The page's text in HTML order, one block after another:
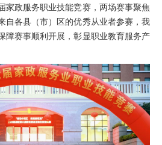
家政服务职业技能竞赛，两场赛事聚焦
自各县（市）区的优秀从业者参赛，我
障赛事顺利开展，彰显职业教育服务产